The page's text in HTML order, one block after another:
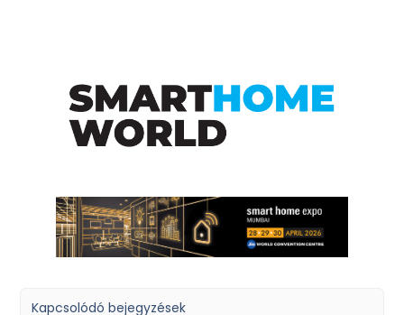
Kapcsolódó bejegyzések